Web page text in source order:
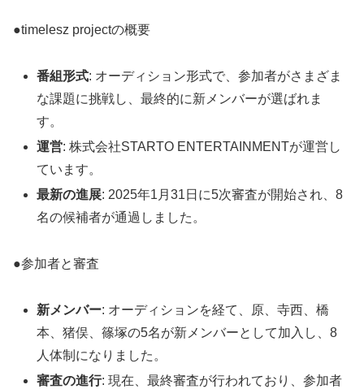
●timelesz projectの概要
番組形式: オーディション形式で、参加者がさまざま
な課題に挑戦し、最終的に新メンバーが選ばれま
す。
運営: 株式会社STARTO ENTERTAINMENTが運営し
ています。
最新の進展: 2025年1月31日に5次審査が開始され、8
名の候補者が通過しました。
●参加者と審査
新メンバー: オーディションを経て、原、寺西、橋
本、猪俣、篠塚の5名が新メンバーとして加入し、8
人体制になりました。
審査の進行: 現在、最終審査が行われており、参加者